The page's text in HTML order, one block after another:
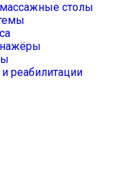
столы
реабилитации